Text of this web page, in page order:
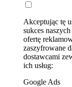
Akceptując tę
sukces
ofertę
zaszyfrowane
dostawcami
ich usług:
Google Ads